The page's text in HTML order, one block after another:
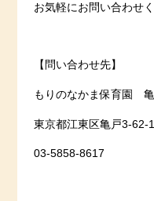
お気軽にお問い合わせく
【問い合わせ先】
もりのなかま保育園
東京都江東区亀戸3-62-
03-5858-8617